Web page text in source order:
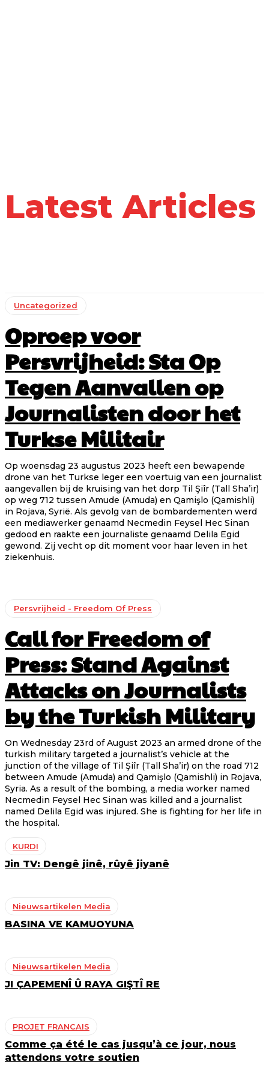
Latest Articles
Uncategorized
Oproep voor
Persvrijheid: Sta Op
Tegen Aanvallen op
Journalisten door het
Turkse Militair
Op woensdag 23 augustus 2023 heeft een bewapende
drone van het Turkse leger een voertuig van een journalist
aangevallen bij de kruising van het dorp Til Şiîr (Tall Sha’ir)
op weg 712 tussen Amude (Amuda) en Qamişlo (Qamishli)
in Rojava, Syrië. Als gevolg van de bombardementen werd
een mediawerker genaamd Necmedin Feysel Hec Sinan
gedood en raakte een journaliste genaamd Delila Egid
gewond. Zij vecht op dit moment voor haar leven in het
ziekenhuis.
Persvrijheid - Freedom Of Press
Call for Freedom of
Press: Stand Against
Attacks on Journalists
by the Turkish Military
On Wednesday 23rd of August 2023 an armed drone of the
turkish military targeted a journalist’s vehicle at the
junction of the village of Til Şiîr (Tall Sha’ir) on the road 712
between Amude (Amuda) and Qamişlo (Qamishli) in Rojava,
Syria. As a result of the bombing, a media worker named
Necmedin Feysel Hec Sinan was killed and a journalist
named Delila Egid was injured. She is fighting for her life in
the hospital.
KURDI
Jin TV: Dengê jinê, rûyê jiyanê
Nieuwsartikelen Media
BASINA VE KAMUOYUNA
Nieuwsartikelen Media
JI ÇAPEMENÎ Û RAYA GIŞTÎ RE
PROJET FRANCAIS
Comme ça été le cas jusqu’à ce jour, nous
attendons votre soutien